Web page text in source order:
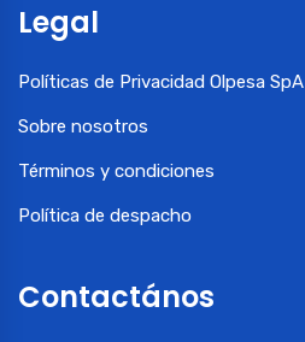
Legal
Políticas de Privacidad Olpesa SpA
Sobre nosotros
Términos y condiciones
Política de despacho
Contactános